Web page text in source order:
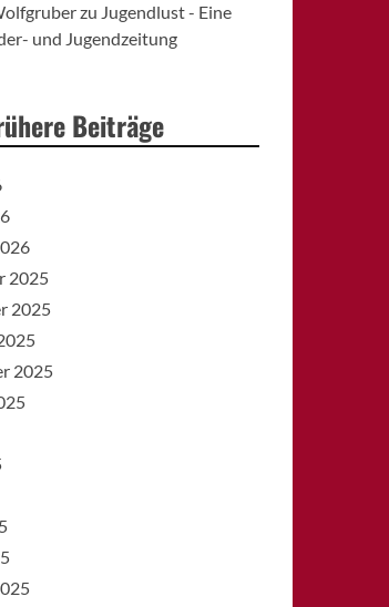
zu Jugendlust - Eine
und Jugendzeitung
Beiträge
2025
2025
2025